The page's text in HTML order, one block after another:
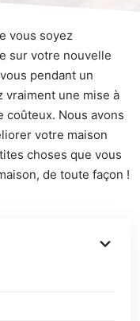
vous soyez
sur votre nouvelle
pendant un
vraiment une mise à
coûteux. Nous avons
votre maison
choses que vous
de toute façon !